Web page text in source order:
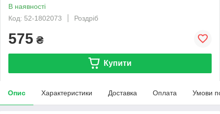
В наявності
Код: 52-1802073
Роздріб
575 ₴
Купити
Опис Характеристики Доставка Оплата Умови